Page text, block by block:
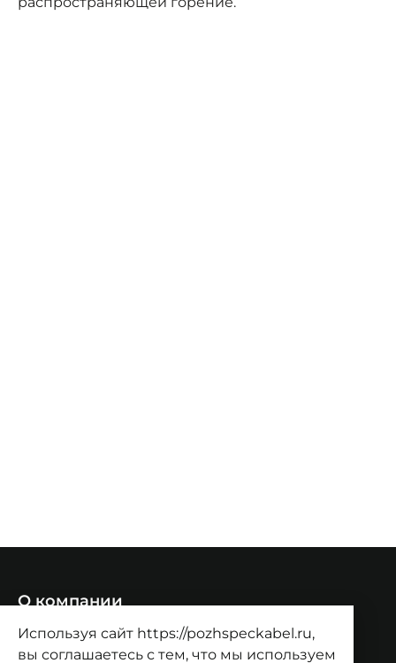
О компании
О компании Проекты Контакты
Используя сайт https://pozhspeckabel.ru,
вы соглашаетесь с тем, что мы используем